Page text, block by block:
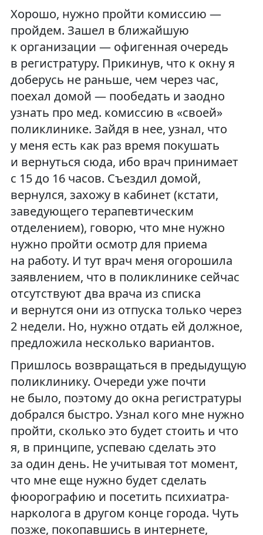
Хорошо, нужно пройти комиссию —
пройдем. Зашел в ближайшую
к организации — офигенная очередь
в регистратуру. Прикинув, что к окну я
доберусь не раньше, чем через час,
поехал домой — пообедать и заодно
узнать про мед. комиссию в «своей»
поликлинике. Зайдя в нее, узнал, что
у меня есть как раз время покушать
и вернуться сюда, ибо врач принимает
с 15 до 16 часов. Съездил домой,
вернулся, захожу в кабинет (кстати,
заведующего терапевтическим
отделением), говорю, что мне нужно
нужно пройти осмотр для приема
на работу. И тут врач меня огорошила
заявлением, что в поликлинике сейчас
отсутствуют два врача из списка
и вернутся они из отпуска только через
2 недели. Но, нужно отдать ей должное,
предложила несколько вариантов.
Пришлось возвращаться в предыдущую
поликлинику. Очереди уже почти
не было, поэтому до окна регистратуры
добрался быстро. Узнал кого мне нужно
пройти, сколько это будет стоить и что
я, в принципе, успеваю сделать это
за один день. Не учитывая тот момент,
что мне еще нужно будет сделать
фюорографию и посетить психиатра-
нарколога в другом конце города. Чуть
позже, покопавшись в интернете,